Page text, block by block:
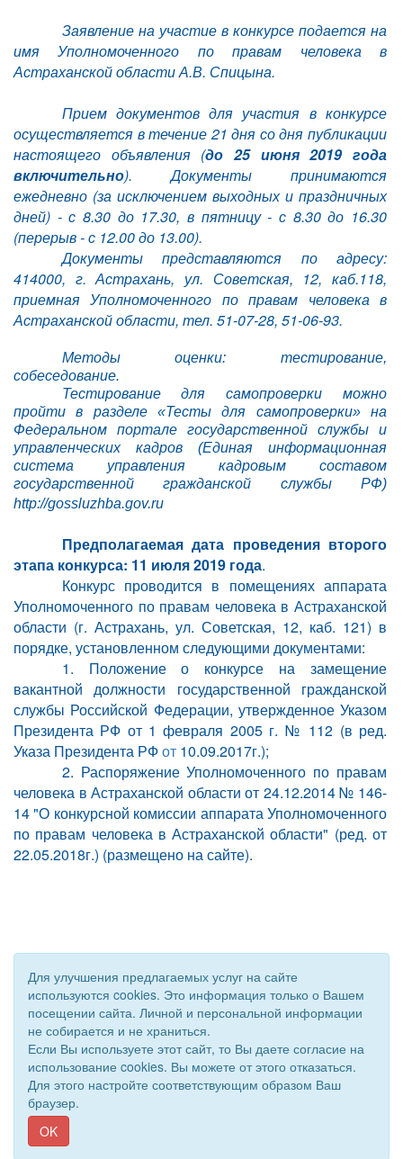
Заявление на участие в конкурсе подается на
имя Уполномоченного по правам человека в
Астраханской области А.В. Спицына.
Прием документов для участия в конкурсе
осуществляется в течение 21 дня со дня публикации
настоящего объявления (до 25 июня 2019 года
включительно). Документы принимаются
ежедневно (за исключением выходных и праздничных
дней) - с 8.30 до 17.30, в пятницу - с 8.30 до 16.30
(перерыв - с 12.00 до 13.00).
Документы представляются по адресу:
414000, г. Астрахань, ул. Советская, 12, каб.118,
приемная Уполномоченного по правам человека в
Астраханской области, тел. 51-07-28, 51-06-93.
Методы оценки: тестирование,
собеседование.
Тестирование для самопроверки можно
пройти в разделе «Тесты для самопроверки» на
Федеральном портале государственной службы и
управленческих кадров (Единая информационная
система управления кадровым составом
государственной гражданской службы РФ)
http://gossluzhba.gov.ru
Предполагаемая дата проведения второго
этапа конкурса: 11 июля 2019 года.
Конкурс проводится в помещениях аппарата
Уполномоченного по правам человека в Астраханской
области (г. Астрахань, ул. Советская, 12, каб. 121) в
порядке, установленном следующими документами:
1. Положение о конкурсе на замещение
вакантной должности государственной гражданской
службы Российской Федерации, утвержденное Указом
Президента РФ от 1 февраля 2005 г. № 112 (в ред.
Указа Президента РФот 10.09.2017г.);
2. Распоряжение Уполномоченного по правам
человека в Астраханской области от 24.12.2014 № 146-
14 "О конкурсной комиссии аппарата Уполномоченного
по правам человека в Астраханской области" (ред. от
22.05.2018г.) (размещено на сайте).
© 2011 - 2026 Уполномоченный по правам человека. Все
права защищены.
Сайт создан при поддержке «
Для улучшения предлагаемых услуг на сайте
используются cookies. Это информация только о Вашем
посещении сайта. Личной и персональной информации
не собирается и не храниться.
Если Вы используете этот сайт, то Вы даете согласие на
использование cookies. Вы можете от этого отказаться.
Для этого настройте соответствующим образом Ваш
браузер.
OK